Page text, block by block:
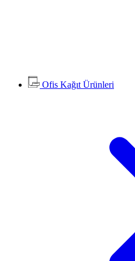
Ofis Kağıt Ürünleri